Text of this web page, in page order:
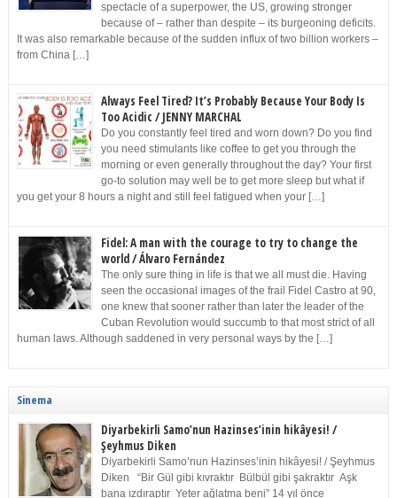
spectacle of a superpower, the US, growing stronger
because of – rather than despite – its burgeoning deficits.
It was also remarkable because of the sudden influx of two billion workers –
from China […]
Always Feel Tired? It’s Probably Because Your Body Is
Too Acidic / JENNY MARCHAL
Do you constantly feel tired and worn down? Do you find
you need stimulants like coffee to get you through the
morning or even generally throughout the day? Your first
go-to solution may well be to get more sleep but what if
you get your 8 hours a night and still feel fatigued when your […]
Fidel: A man with the courage to try to change the
world / Álvaro Fernández
The only sure thing in life is that we all must die. Having
seen the occasional images of the frail Fidel Castro at 90,
one knew that sooner rather than later the leader of the
Cuban Revolution would succumb to that most strict of all
human laws. Although saddened in very personal ways by the […]
Sinema
Diyarbekirli Samo’nun Hazinses’inin hikâyesi! /
Şeyhmus Diken
Diyarbekirli Samo’nun Hazinses’inin hikâyesi! / Şeyhmus
Diken “Bir Gül gibi kıvraktır Bülbül gibi şakraktır Aşk
bana ızdıraptır Yeter ağlatma beni” 14 yıl önce